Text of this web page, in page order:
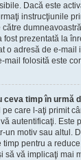
Dacă este
instrucţiunile
fost prezentată la
o adresă de e-
mail folosită este
ceva timp în urmă
pe care l-aţi primit
autentificaţi. Este
un motiv sau altul.
pentru a
să vă implicaţi mai